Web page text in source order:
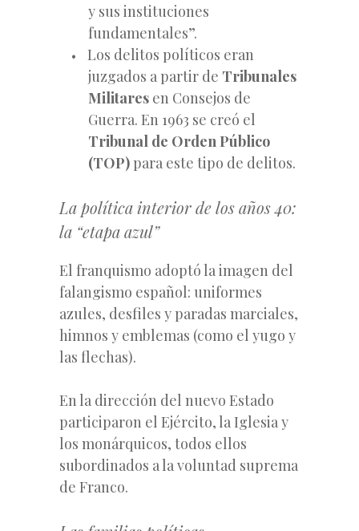
y sus instituciones
fundamentales”.
Los delitos políticos eran
juzgados a partir de Tribunales
Militares en Consejos de
Guerra. En 1963 se creó el
Tribunal de Orden Público
(TOP) para este tipo de delitos.
La política interior de los años 40:
la “etapa azul”
El franquismo adoptó la imagen del
falangismo español: uniformes
azules, desfiles y paradas marciales,
himnos y emblemas (como el yugo y
las flechas).
En la dirección del nuevo Estado
participaron el Ejército, la Iglesia y
los monárquicos, todos ellos
subordinados a la voluntad suprema
de Franco.